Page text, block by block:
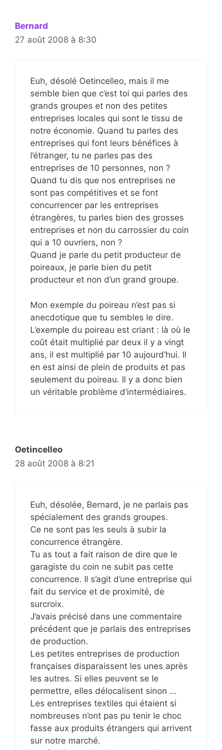
Bernard
27 août 2008 à 8:30
Euh, désolé Oetincelleo, mais il me
semble bien que c’est toi qui parles des
grands groupes et non des petites
entreprises locales qui sont le tissu de
notre économie. Quand tu parles des
entreprises qui font leurs bénéfices à
l’étranger, tu ne parles pas des
entreprises de 10 personnes, non ?
Quand tu dis que nos entreprises ne
sont pas compétitives et se font
concurrencer par les entreprises
étrangères, tu parles bien des grosses
entreprises et non du carrossier du coin
qui a 10 ouvriers, non ?
Quand je parle du petit producteur de
poireaux, je parle bien du petit
producteur et non d’un grand groupe.
Mon exemple du poireau n’est pas si
anecdotique que tu sembles le dire.
L’exemple du poireau est criant : là où le
coût était multiplié par deux il y a vingt
ans, il est multiplié par 10 aujourd’hui. Il
en est ainsi de plein de produits et pas
seulement du poireau. Il y a donc bien
un véritable problème d’intermédiaires.
Oetincelleo
28 août 2008 à 8:21
Euh, désolée, Bernard, je ne parlais pas
spécialement des grands groupes.
Ce ne sont pas les seuls à subir la
concurrence étrangère.
Tu as tout a fait raison de dire que le
garagiste du coin ne subit pas cette
concurrence. Il s’agit d’une entreprise qui
fait du service et de proximité, de
surcroix.
J’avais précisé dans une commentaire
précédent que je parlais des entreprises
de production.
Les petites entreprises de production
françaises disparaissent les unes après
les autres. Si elles peuvent se le
permettre, elles délocalisent sinon …
Les entreprises textiles qui étaient si
nombreuses n’ont pas pu tenir le choc
fasse aux produits étrangers qui arrivent
sur notre marché.